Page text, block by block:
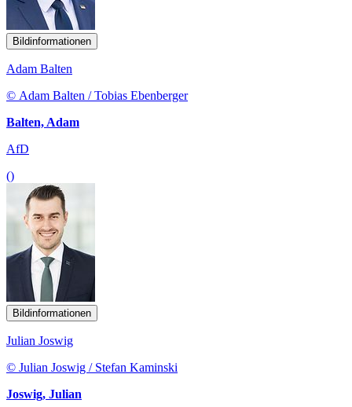
Bildinformationen
Adam Balten
© Adam Balten / Tobias Ebenberger
Balten, Adam
AfD
()
Bildinformationen
Julian Joswig
© Julian Joswig / Stefan Kaminski
Joswig, Julian